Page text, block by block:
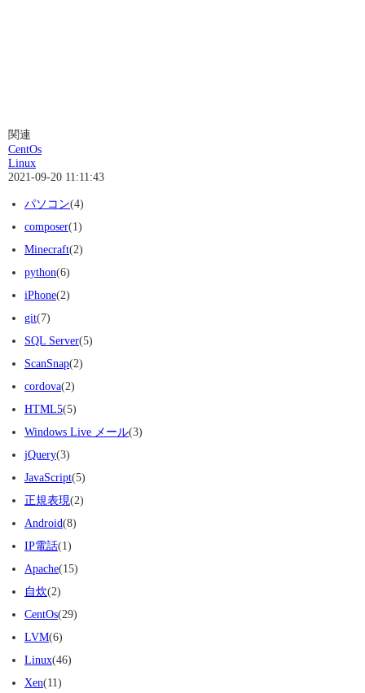
関連
CentOs
Linux
2021-09-20 11:11:43
パソコン(4)
composer(1)
Minecraft(2)
python(6)
iPhone(2)
git(7)
SQL Server(5)
ScanSnap(2)
cordova(2)
HTML5(5)
Windows Live メール(3)
jQuery(3)
JavaScript(5)
正規表現(2)
Android(8)
IP電話(1)
Apache(15)
自炊(2)
CentOs(29)
LVM(6)
Linux(46)
Xen(11)